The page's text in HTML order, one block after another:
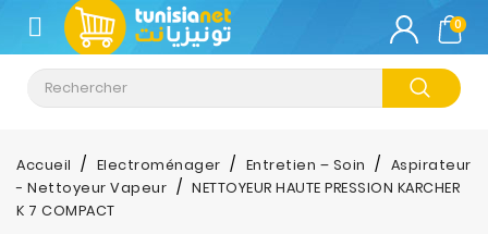
CATÉGORIE
Climatisation
Informatique
Téléphonie
0
Accueil Electroménager Entretien – Soin
Aspirateur
- Nettoyeur Vapeur
NETTOYEUR HAUTE PRESSION KARCHER
K 7 COMPACT